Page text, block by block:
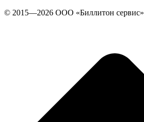
© 2015—2026 ООО «Биллитон сервис»